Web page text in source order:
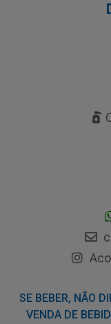
SE BEBER, NÃO
VENDA DE